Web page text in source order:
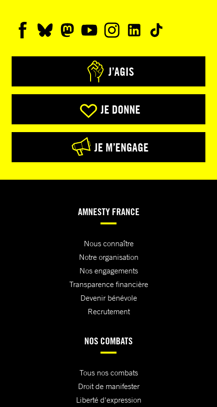
J’AGIS
JE DONNE
JE M’ENGAGE
AMNESTY FRANCE
Nous connaître
Notre organisation
Nos engagements
Transparence financière
Devenir bénévole
Recrutement
NOS COMBATS
Tous nos combats
Droit de manifester
Liberté d'expression